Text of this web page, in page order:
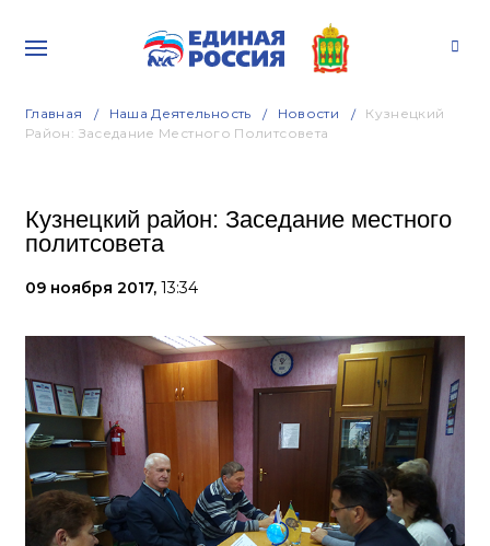
Главная Наша Деятельность Новости
Кузнецкий
Район: Заседание Местного Политсовета
Кузнецкий район: Заседание местного
политсовета
09 ноября 2017, 13:34